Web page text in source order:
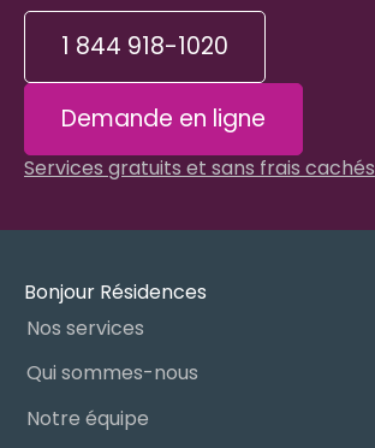
1 844 918-1020
Demande en ligne
Services gratuits et sans frais cachés
Bonjour Résidences
Nos services
Qui sommes-nous
Notre équipe